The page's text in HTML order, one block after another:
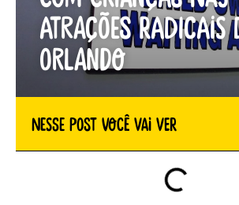
atrações radicais
Orlando
Nesse Post você vai ver